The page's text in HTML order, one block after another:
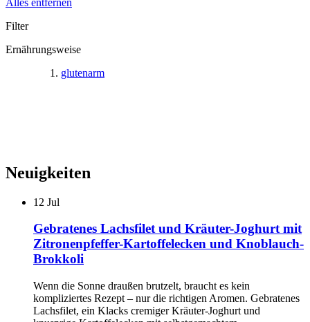
Alles entfernen
Filter
Ernährungsweise
glutenarm
Neuigkeiten
12 Jul
Gebratenes Lachsfilet und Kräuter-Joghurt mit
Zitronenpfeffer-Kartoffelecken und Knoblauch-
Brokkoli
Wenn die Sonne draußen brutzelt, braucht es kein
kompliziertes Rezept – nur die richtigen Aromen. Gebratenes
Lachsfilet, ein Klacks cremiger Kräuter-Joghurt und